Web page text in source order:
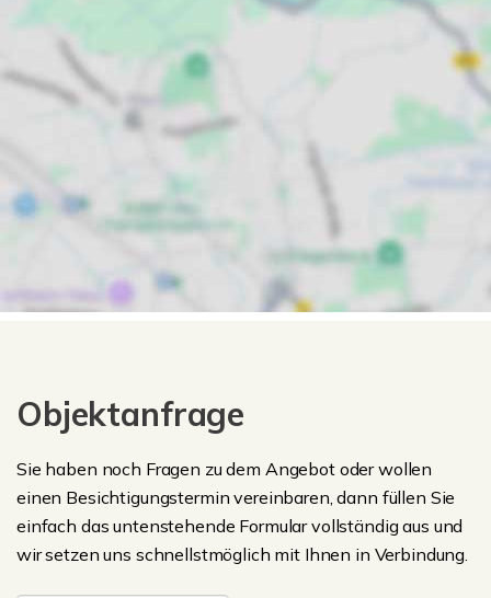
Objektanfrage
Sie haben noch Fragen zu dem Angebot oder wollen
einen Besichtigungstermin vereinbaren, dann füllen Sie
einfach das untenstehende Formular vollständig aus und
wir setzen uns schnellstmöglich mit Ihnen in Verbindung.